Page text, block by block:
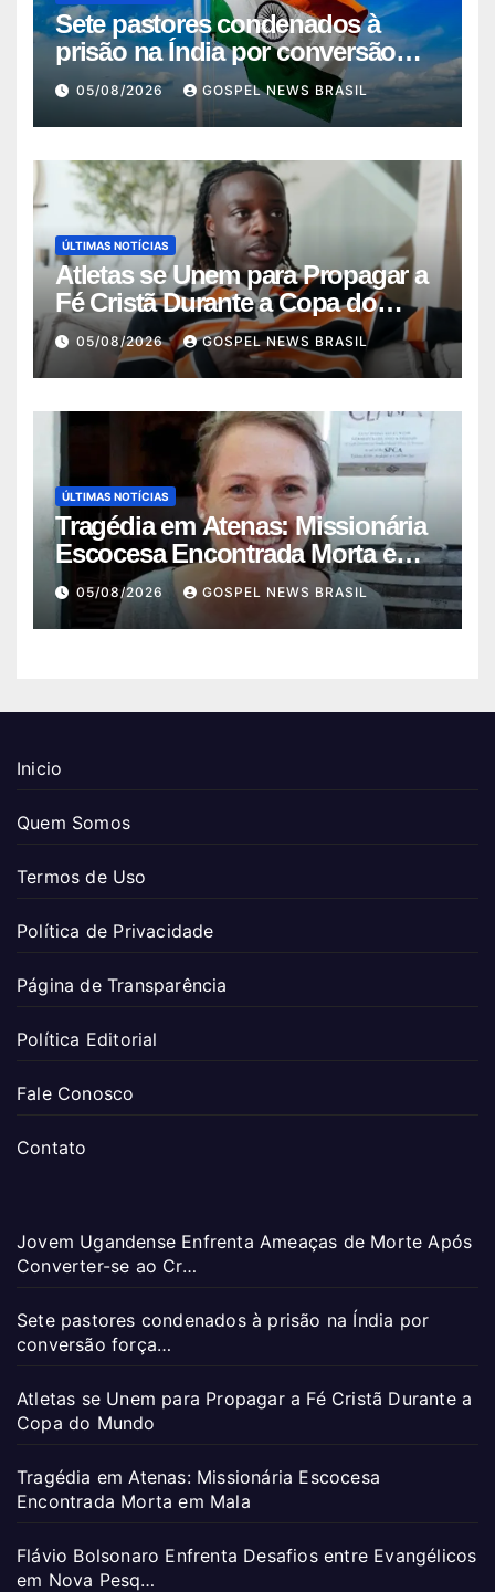
Sete pastores condenados à
prisão na Índia por conversão
força…
05/08/2026 GOSPEL NEWS BRASIL
ÚLTIMAS NOTÍCIAS
Atletas se Unem para Propagar a
Fé Cristã Durante a Copa do
Mundo
05/08/2026 GOSPEL NEWS BRASIL
ÚLTIMAS NOTÍCIAS
Tragédia em Atenas: Missionária
Escocesa Encontrada Morta em
Mala
05/08/2026 GOSPEL NEWS BRASIL
Inicio
Quem Somos
Termos de Uso
Política de Privacidade
Página de Transparência
Política Editorial
Fale Conosco
Contato
Jovem Ugandense Enfrenta Ameaças de Morte Após
Converter-se ao Cr…
Sete pastores condenados à prisão na Índia por
conversão força…
Atletas se Unem para Propagar a Fé Cristã Durante a
Copa do Mundo
Tragédia em Atenas: Missionária Escocesa
Encontrada Morta em Mala
Flávio Bolsonaro Enfrenta Desafios entre Evangélicos
em Nova Pesq…